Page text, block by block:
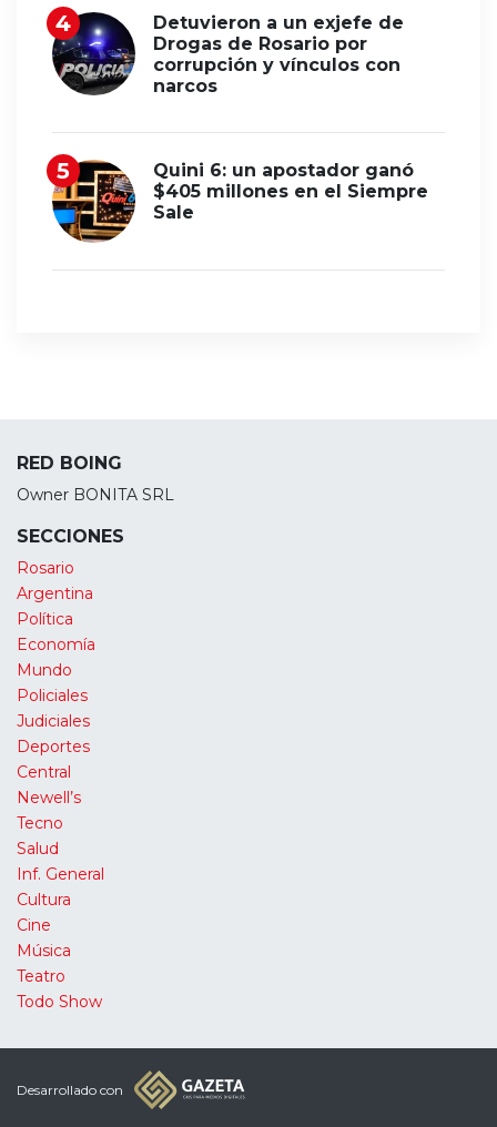
Detuvieron a un exjefe de
Drogas de Rosario por
corrupción y vínculos con
narcos
Quini 6: un apostador ganó
$405 millones en el Siempre
Sale
RED BOING
Owner BONITA SRL
SECCIONES
Rosario
Argentina
Política
Economía
Mundo
Policiales
Judiciales
Deportes
Central
Newell’s
Tecno
Salud
Inf. General
Cultura
Cine
Música
Teatro
Todo Show
Desarrollado con